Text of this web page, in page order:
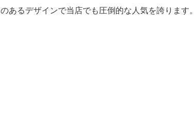
あるデザインで当店でも圧倒的な人気を誇ります。